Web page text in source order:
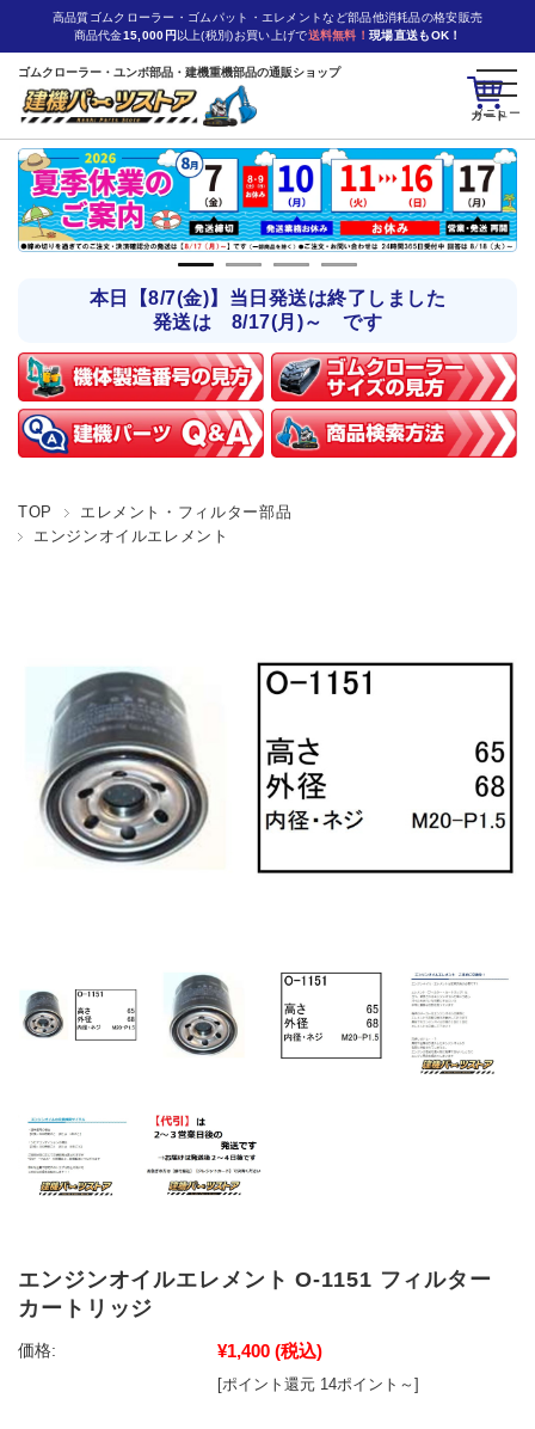
カート
高品質ゴムクローラー・ゴムパット・エレメントなど部品他消耗品の格安販売
商品代金15,000円 以上(税別)お買い上げで送料無料！ 現場直送もOK！
ゴムクローラー・ユンボ部品・建機重機部品の通販ショップ
本日【8/7(金)】当日発送は終了しました
発送は 8/17(月)～ です
TOP
エレメント・フィルター部品
エンジンオイルエレメント
エンジンオイルエレメント O-1151 フィルター
カートリッジ
価格: ¥1,400 (税込)
[ポイント還元 14ポイント～]